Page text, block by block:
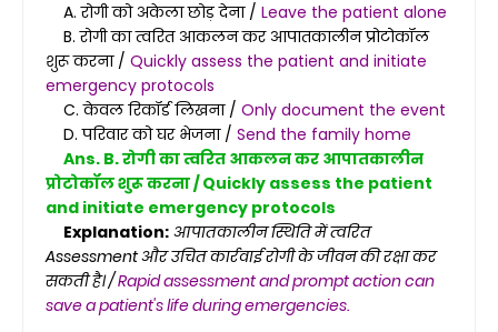
A. रोगी को अकेला छोड़ देना / Leave the patient alone
B. रोगी का त्वरित आकलन कर आपातकालीन प्रोटोकॉल
शुरू करना / Quickly assess the patient and initiate
emergency protocols
C. केवल रिकॉर्ड लिखना / Only document the event
D. परिवार को घर भेजना / Send the family home
Ans. B. रोगी का त्वरित आकलन कर आपातकालीन
प्रोटोकॉल शुरू करना / Quickly assess the patient
and initiate emergency protocols
Explanation: आपातकालीन स्थिति में त्वरित
Assessment और उचित कार्रवाई रोगी के जीवन की रक्षा कर
सकती है। /Rapid assessment and prompt action can
save a patient's life during emergencies.